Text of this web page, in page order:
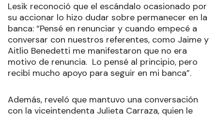
Lesik reconoció que el escándalo ocasionado por
su accionar lo hizo dudar sobre permanecer en la
banca: “Pensé en renunciar y cuando empecé a
conversar con nuestros referentes, como Jaime y
Aitlio Benedetti me manifestaron que no era
motivo de renuncia. Lo pensé al principio, pero
recibí mucho apoyo para seguir en mi banca”.
Además, reveló que mantuvo una conversación
con la viceintendenta Julieta Carraza, quien le